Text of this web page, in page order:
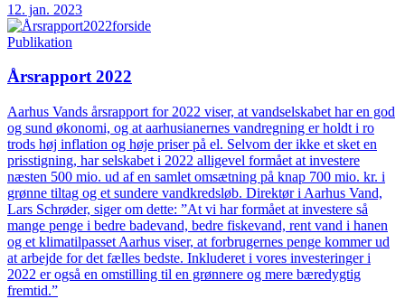
12. jan. 2023
Publikation
Årsrapport 2022
Aarhus Vands årsrapport for 2022 viser, at vandselskabet har en god
og sund økonomi, og at aarhusianernes vandregning er holdt i ro
trods høj inflation og høje priser på el. Selvom der ikke et sket en
prisstigning, har selskabet i 2022 alligevel formået at investere
næsten 500 mio. ud af en samlet omsætning på knap 700 mio. kr. i
grønne tiltag og et sundere vandkredsløb. Direktør i Aarhus Vand,
Lars Schrøder, siger om dette: ”At vi har formået at investere så
mange penge i bedre badevand, bedre fiskevand, rent vand i hanen
og et klimatilpasset Aarhus viser, at forbrugernes penge kommer ud
at arbejde for det fælles bedste. Inkluderet i vores investeringer i
2022 er også en omstilling til en grønnere og mere bæredygtig
fremtid.”